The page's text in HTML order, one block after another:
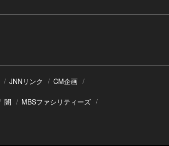
JNNリンク CM企画
闇 MBSファシリティーズ